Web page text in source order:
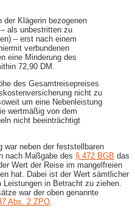
der Klägerin bezogenen
als unbestritten zu
– erst nach einem
verbundenen
eine Minderung des
72,90 DM.
des Gesamtreisepreises
nicht zu
um eine Nebenleistung
wertmäßig von dem
nicht beeinträchtigt
war neben der feststellbaren
nach Maßgabe des § 472 BGB das
Wert der Reise im mangelfreien
hat. Dabei ist der Wert sämtlicher
in Betracht zu ziehen.
war der oben genannte
Abs. 2 ZPO